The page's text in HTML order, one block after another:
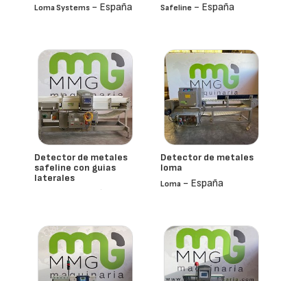
Loma Systems - España Safeline - España
Detector de metales
safeline con guias
laterales
- España
Detector de metales
loma
Loma - España